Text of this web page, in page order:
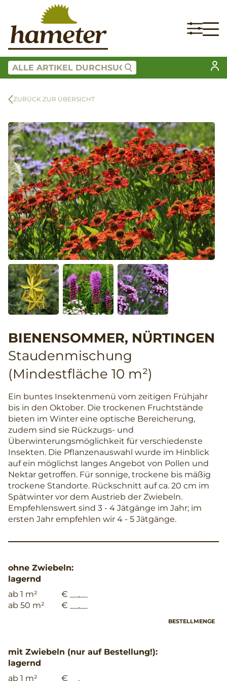
ZURÜCK ZUR ÜBERSICHT
BIENENSOMMER, NÜRTINGEN
Staudenmischung
(Mindestfläche 10 m²)
Ein buntes Insektenmenü vom zeitigen Frühjahr
bis in den Oktober. Die trockenen Fruchtstände
bieten im Winter eine optische Bereicherung,
zudem sind sie Rückzugs- und
Überwinterungsmöglichkeit für verschiedenste
Insekten. Die Pflanzenauswahl wurde im Hinblick
auf ein möglichst langes Angebot von Pollen und
Nektar getroffen. Für sonnige, trockene bis mäßig
trockene Standorte. Rückschnitt auf ca. 20 cm im
Spätwinter vor dem Austrieb der Zwiebeln.
Empfehlenswert sind 3 - 4 Jätgänge im Jahr; im
ersten Jahr empfehlen wir 4 - 5 Jätgänge.
ohne Zwiebeln:
lagernd
ab 1 m²
€ __,__
ab 50 m²
€ __,__
BESTELLMENGE
mit Zwiebeln (nur auf Bestellung!):
lagernd
ab 1 m²
€ __,__